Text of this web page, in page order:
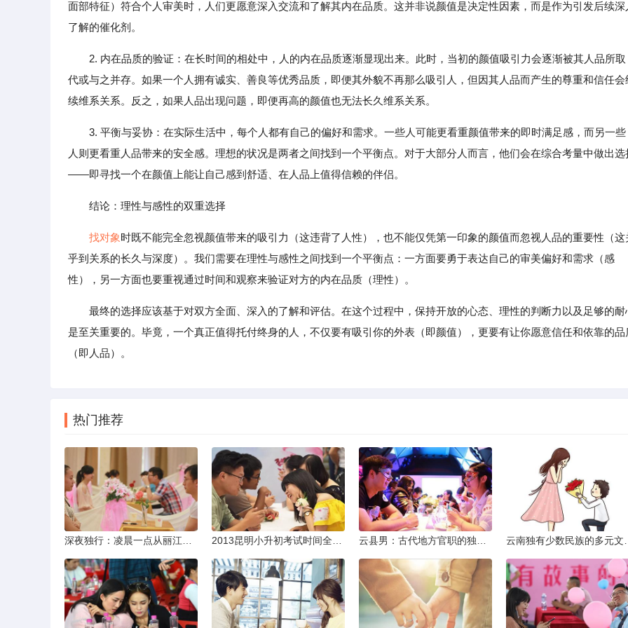
面部特征）符合个人审美时，人们更愿意深入交流和了解其内在品质。这并非说颜值是决定性因素，而是作为引发后续深
了解的催化剂。
2. 内在品质的验证：在长时间的相处中，人的内在品质逐渐显现出来。此时，当初的颜值吸引力会逐渐被其人品所取
代或与之并存。如果一个人拥有诚实、善良等优秀品质，即便其外貌不再那么吸引人，但因其人品而产生的尊重和信任会
续维系关系。反之，如果人品出现问题，即便再高的颜值也无法长久维系关系。
3. 平衡与妥协：在实际生活中，每个人都有自己的偏好和需求。一些人可能更看重颜值带来的即时满足感，而另一些
人则更看重人品带来的安全感。理想的状况是两者之间找到一个平衡点。对于大部分人而言，他们会在综合考量中做出选
——即寻找一个在颜值上能让自己感到舒适、在人品上值得信赖的伴侣。
结论：理性与感性的双重选择
找对象时既不能完全忽视颜值带来的吸引力（这违背了人性），也不能仅凭第一印象的颜值而忽视人品的重要性（这
乎到关系的长久与深度）。我们需要在理性与感性之间找到一个平衡点：一方面要勇于表达自己的审美偏好和需求（感
性），另一方面也要重视通过时间和观察来验证对方的内在品质（理性）。
最终的选择应该基于对双方全面、深入的了解和评估。在这个过程中，保持开放的心态、理性的判断力以及足够的耐
是至关重要的。毕竟，一个真正值得托付终身的人，不仅要有吸引你的外表（即颜值），更要有让你愿意信任和依靠的品
（即人品）。
热门推荐